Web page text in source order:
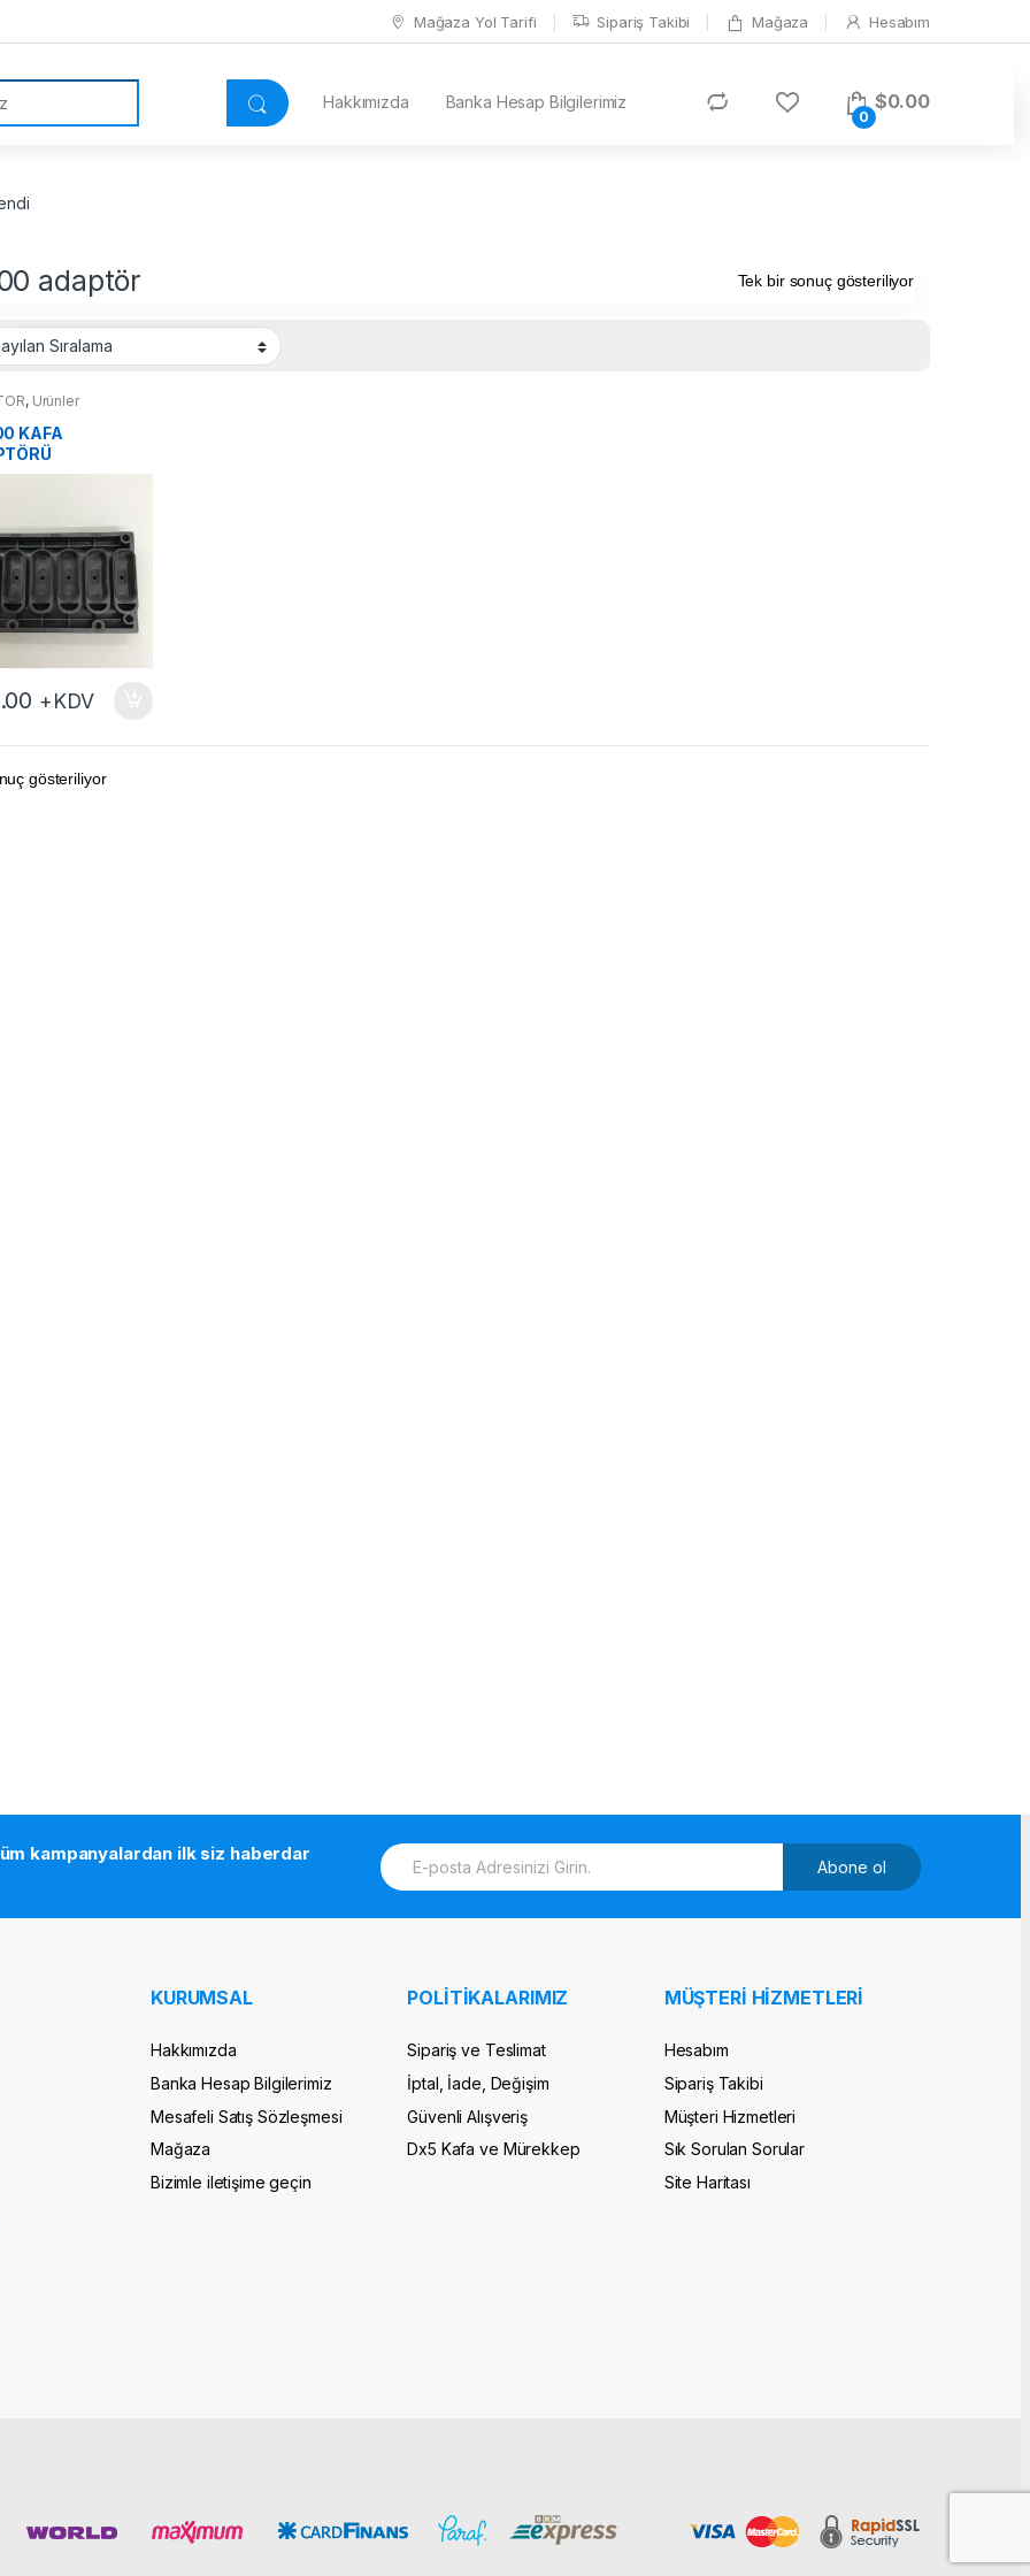
Mağaza Yol Tarifi Sipariş Takibi Mağaza Hesabım
Hakkımızda Banka Hesap Bilgilerimiz
0
$0.00
adaptör Tek bir sonuç gösteriliyor
, Ürünler
KAFA
+KDV
gösteriliyor
kampanyalardan ilk siz haberdar
E
m
i
Abone ol
KURUMSAL
Hakkımızda
Banka Hesap Bilgilerimiz
Mesafeli Satış Sözleşmesi
Mağaza
Bizimle iletişime geçin
POLİTİKALARIMIZ
Sipariş ve Teslimat
İptal, İade, Değişim
Güvenli Alışveriş
Dx5 Kafa ve Mürekkep
MÜŞTERİ HİZMETLERİ
Hesabım
Sipariş Takibi
Müşteri Hizmetleri
Sık Sorulan Sorular
Site Haritası